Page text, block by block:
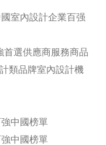
室內設計企業百强
選供應商服務商品
類品牌室內設計機
中國榜單
中國榜單